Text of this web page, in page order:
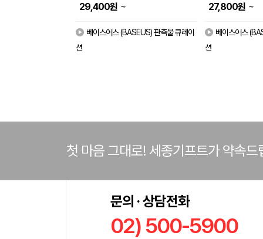
29,400원 ~
베이스어스 (BASEUS) 판촉물 큐레이
션
27,800원 ~
베이스어스
션
첫 마음 그대로! 세종기프트가 약속드
문의 · 상담전화
02) 500-5900